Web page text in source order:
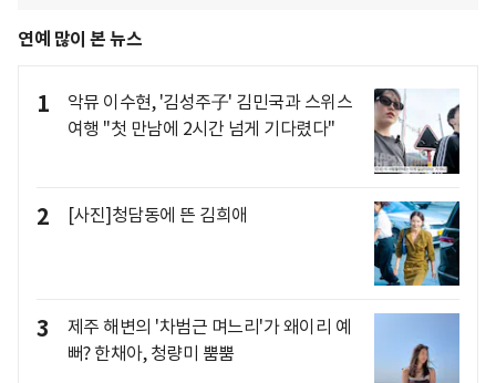
연예 많이 본 뉴스
1
악뮤 이수현, '김성주子' 김민국과 스위스
여행 "첫 만남에 2시간 넘게 기다렸다"
2 [사진]청담동에 뜬 김희애
3
제주 해변의 '차범근 며느리'가 왜이리 예
뻐? 한채아, 청량미 뿜뿜